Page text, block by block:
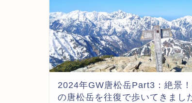
2024年GW唐松岳Part3：絶景
の唐松岳を往復で歩いてきまし